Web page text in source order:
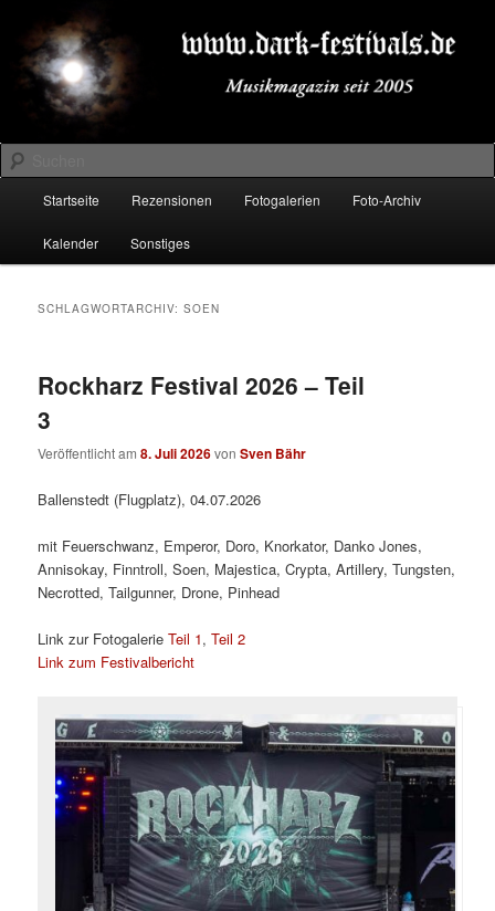
primären
Inhalt
springen
sekundären
Inhalt
springenDARK-FESTIVALS.DE
Suchen
Startseite Rezensionen Fotogalerien Foto-Archiv
Kalender Sonstiges
SCHLAGWORTARCHIV:SOEN
Rockharz Festival 2026 – Teil
3
Veröffentlicht am8. Juli 2026vonSven Bähr
Ballenstedt (Flugplatz), 04.07.2026
mit Feuerschwanz, Emperor, Doro, Knorkator, Danko Jones,
Annisokay, Finntroll, Soen, Majestica, Crypta, Artillery, Tungsten,
Necrotted, Tailgunner, Drone, Pinhead
Link zur FotogalerieTeil 1,Teil 2
Link zum Festivalbericht